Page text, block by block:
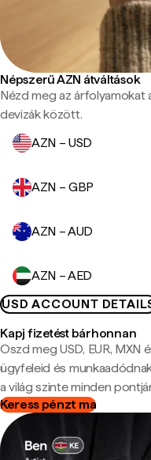
Népszerű AZN átváltások
Nézd meg az árfolyamokat
devizák között.
AZN – USD
AZN – GBP
AZN – AUD
AZN – AED
USD ACCOUNT
Kapj fizetést bárhonnan
Oszd meg USD, EUR, MXN
ügyfeleid és
a világ szinte minden
Keress pénzt ma